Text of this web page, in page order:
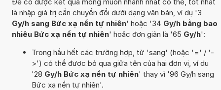
là nhập giá trị cần chuyển đổi dưới dạng văn bản, ví dụ '3
Gy/h sang Bức xạ nền tự nhiên' hoặc '34 Gy/h bằng bao
nhiêu Bức xạ nền tự nhiên' hoặc đơn giản là '65 Gy/h':
Trong hầu hết các trường hợp, từ 'sang' (hoặc '=' / '-
>') có thể được bỏ qua giữa tên của hai đơn vị, ví dụ
'28 Gy/h Bức xạ nền tự nhiên' thay vì '96 Gy/h sang
Bức xạ nền tự nhiên'.